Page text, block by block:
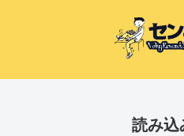
読み込